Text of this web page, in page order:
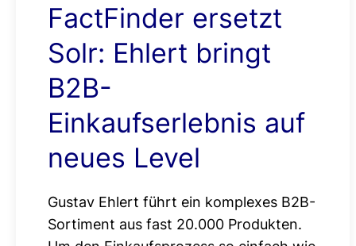
FactFinder ersetzt
Solr: Ehlert bringt
B2B-
Einkaufserlebnis auf
neues Level
Gustav Ehlert führt ein komplexes B2B-
Sortiment aus fast 20.000 Produkten.